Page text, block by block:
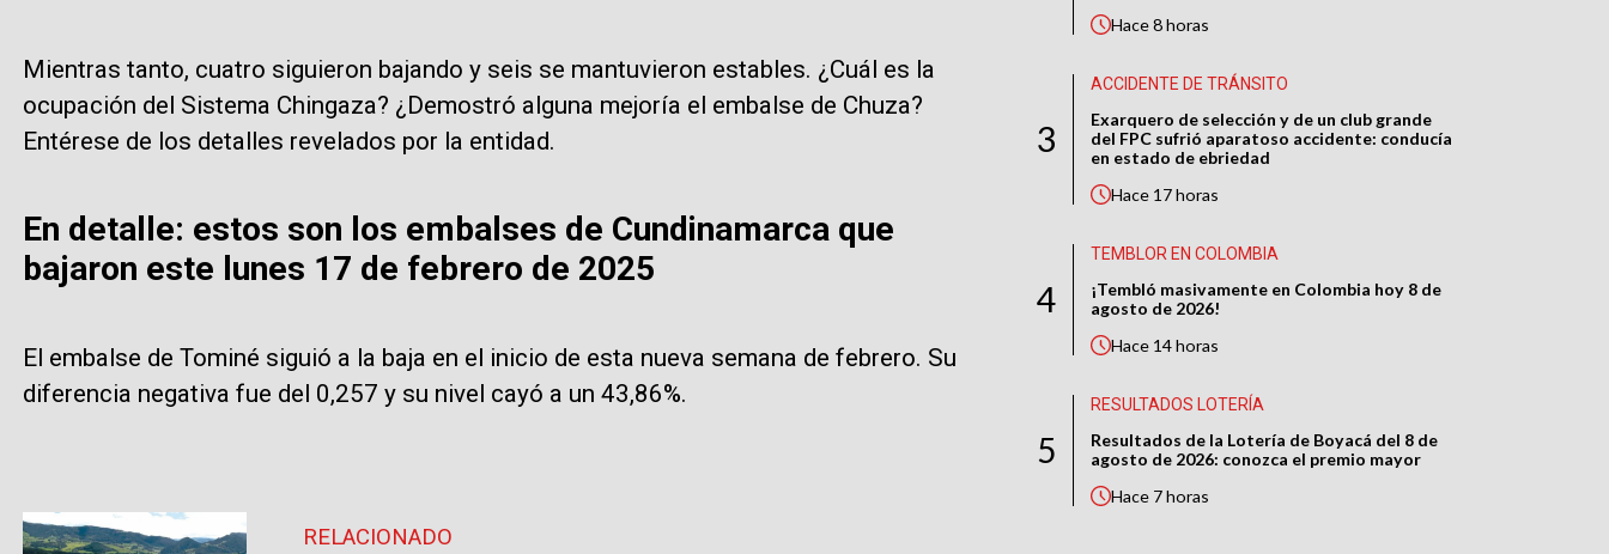
Mientras tanto, cuatro siguieron bajando y seis se mantuvieron estables. ¿Cuál es la
ocupación del Sistema Chingaza? ¿Demostró alguna mejoría el embalse de Chuza?
Entérese de los detalles revelados por la entidad.
En detalle: estos son los embalses de Cundinamarca que
bajaron este lunes 17 de febrero de 2025
El embalse de Tominé siguió a la baja en el inicio de esta nueva semana de febrero. Su
diferencia negativa fue del 0,257 y su nivel cayó a un 43,86%.
RELACIONADO
Hace8 horas
3
ACCIDENTE DE TRÁNSITO
Exarquero de selección y de un club grande
del FPC sufrió aparatoso accidente: conducía
en estado de ebriedad
Hace 17 horas
4
TEMBLOR EN COLOMBIA
¡Tembló masivamente en Colombia hoy 8 de
agosto de 2026!
Hace 14 horas
5
RESULTADOS LOTERÍA
Resultados de la Lotería de Boyacá del 8 de
agosto de 2026: conozca el premio mayor
Hace 7 horas